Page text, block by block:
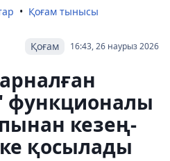
Қоғам тынысы
16:43, 26 наурыз 2026
Қоғам
функционалы
кезең-
қосылады